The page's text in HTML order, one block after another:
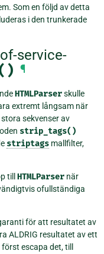
Som en följd av detta
i den trunkerade
service-
¶
HTMLParserskulle
extremt långsam när
sekvenser av
strip_tags()
striptags mallfilter,
till HTMLParser när
ofullständiga
för att resultatet av
ALDRIG resultatet av ett
escapa det, till